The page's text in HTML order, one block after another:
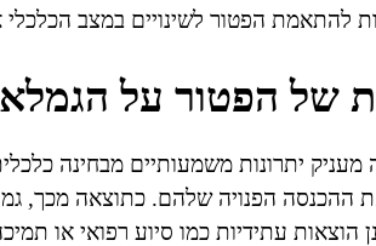
להתאמת הפטור לשינויים במצב הכלכלי
של הפטור על
מעניק יתרונות משמעותיים מבחינה
את ההכנסה הפנויה שלהם. כתוצאה מכך,
הוצאות עתידיות כמו סיוע רפואי או